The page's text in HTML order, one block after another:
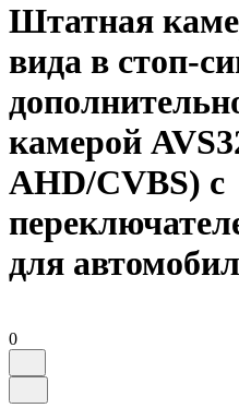
Штатная
вида в стоп-
камерой
AHD/CVBS) с
для
0